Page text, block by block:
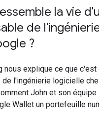
la vie
de
?
nous explique ce que c'est
l'ingénierie logicielle
John et son
Wallet un portefeuille